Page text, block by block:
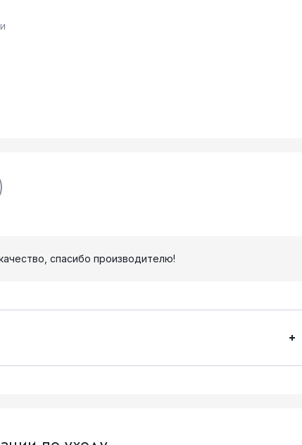
спасибо производителю!